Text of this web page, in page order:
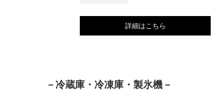
詳細はこちら
－冷蔵庫・冷凍庫・製氷機－